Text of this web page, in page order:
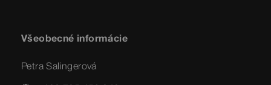
Všeobecné informácie
Petra Salingerová